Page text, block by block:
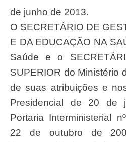
de junho de 2013.
O SECRETÁRIO DE
E DA EDUCAÇÃO NA
Saúde e o
SUPERIOR do Ministério
de suas atribuições e
Presidencial de 20 de
Portaria Interministerial
22 de outubro de